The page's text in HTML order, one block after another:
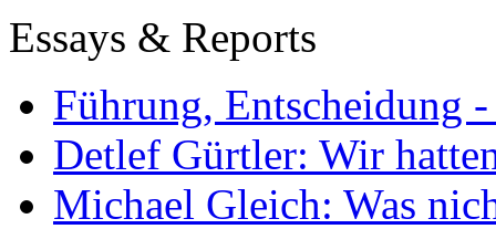
Essays & Reports
Führung, Entscheidung
Detlef Gürtler: Wir
Michael Gleich: Was